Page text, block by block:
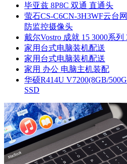
毕亚兹 8P8C 双通 直通头
萤石CS-C6CN-3H3WF云台
防监控摄像头
戴尔Vostro 成就 15 3000系
家用台式电脑装机配送
家用台式电脑装机配送
家用 办公 电脑主机装配
华硕R414U V7200(8GB/
SSD